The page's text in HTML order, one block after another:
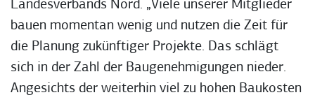
Landesverbands Nord. „Viele unserer Mitglieder
bauen momentan wenig und nutzen die Zeit für
die Planung zukünftiger Projekte. Das schlägt
sich in der Zahl der Baugenehmigungen nieder.
Angesichts der weiterhin viel zu hohen Baukosten